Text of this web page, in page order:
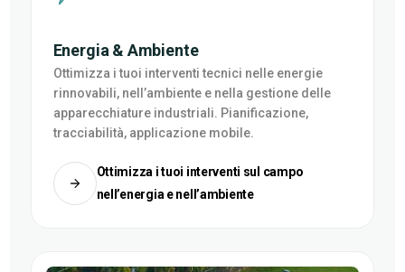
Energia & Ambiente
Ottimizza i tuoi interventi tecnici nelle energie
rinnovabili, nell’ambiente e nella gestione delle
apparecchiature industriali. Pianificazione,
tracciabilità, applicazione mobile.
Ottimizza i tuoi interventi sul campo
nell’energia e nell’ambiente